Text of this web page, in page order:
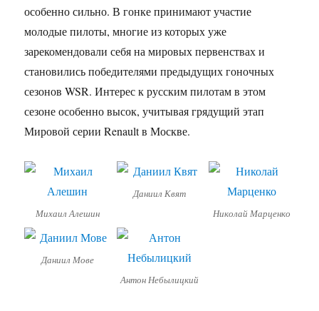
особенно сильно. В гонке принимают участие
молодые пилоты, многие из которых уже
зарекомендовали себя на мировых первенствах и
становились победителями предыдущих гоночных
сезонов WSR. Интерес к русским пилотам в этом
сезоне особенно высок, учитывая грядущий этап
Мировой серии Renault в Москве.
Михаил Алешин
Даниил Квят
Николай Марценко
Даниил Мове
Антон Небылицкий